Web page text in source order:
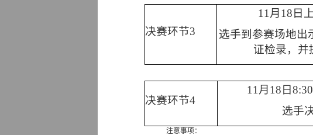
决赛环节3
11 月 18 日
选手到参赛场地出
证检录，并
决赛环节4
11 月 18 日 8:30
选手
注意事项：